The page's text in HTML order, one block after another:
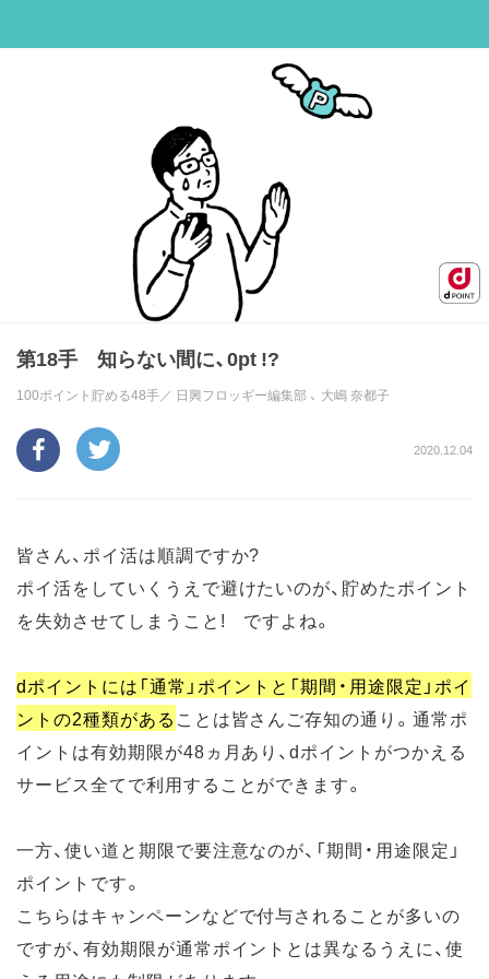
第18手 知らない間に、0pt !?
100ポイント貯める48手／ 日興フロッギー編集部 、 大嶋 奈都子
2020.12.04
皆さん、ポイ活は順調ですか?
ポイ活をしていくうえで避けたいのが、貯めたポイント
を失効させてしまうこと! ですよね。
dポイントには「通常」ポイントと「期間・用途限定」ポイ
ントの2種類がある ことは皆さんご存知の通り。通常ポ
イントは有効期限が48ヵ月あり、dポイントがつかえる
サービス全てで利用することができます。
一方、使い道と期限で要注意なのが、「期間・用途限定」
ポイントです。
こちらはキャンペーンなどで付与されることが多いの
ですが、有効期限が通常ポイントとは異なるうえに、使